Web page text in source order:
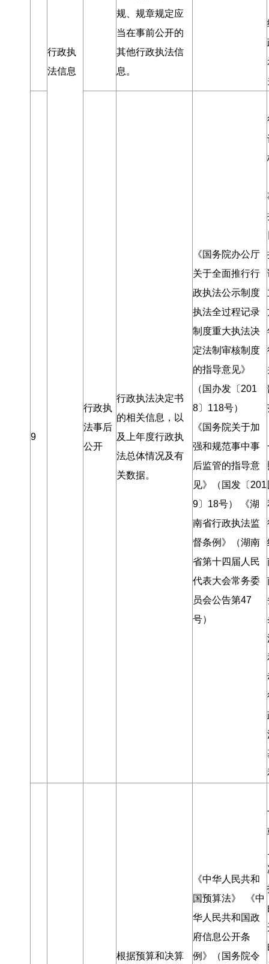
行政执
法信息
规、规章规定应
当在事前公开的
其他行政执法信
息 。
9
行政执
法事后
公开
行政执法决定书
的相关信息 ， 以
及上年度行政执
法总体情况及有
关数据。
《国务院办公厅
关于全面推行行
政执法公示制度
执法全过程记录
制度重大执法决
定法制审核制度
的指导意见》
（国办发〔201
8〕118号）
《国务院关于加
强和规范事中事
后监管的指导意
见》（国发〔201
9〕18号） 《湖
南省行政执法监
督条例》（湖南
省第十四届人民
代表大会常务委
员会公告第47
号）
根据预算和决算
《中华人民共和
国预算法》 《中
华人民共和国政
府信息公开条
例》（国务院令